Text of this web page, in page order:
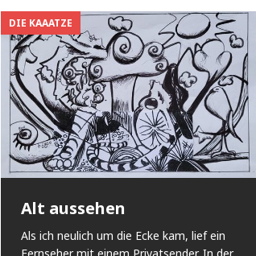
DIE KAAATZE
Alt aussehen
Als ich neulich um die Ecke kam, lief ein